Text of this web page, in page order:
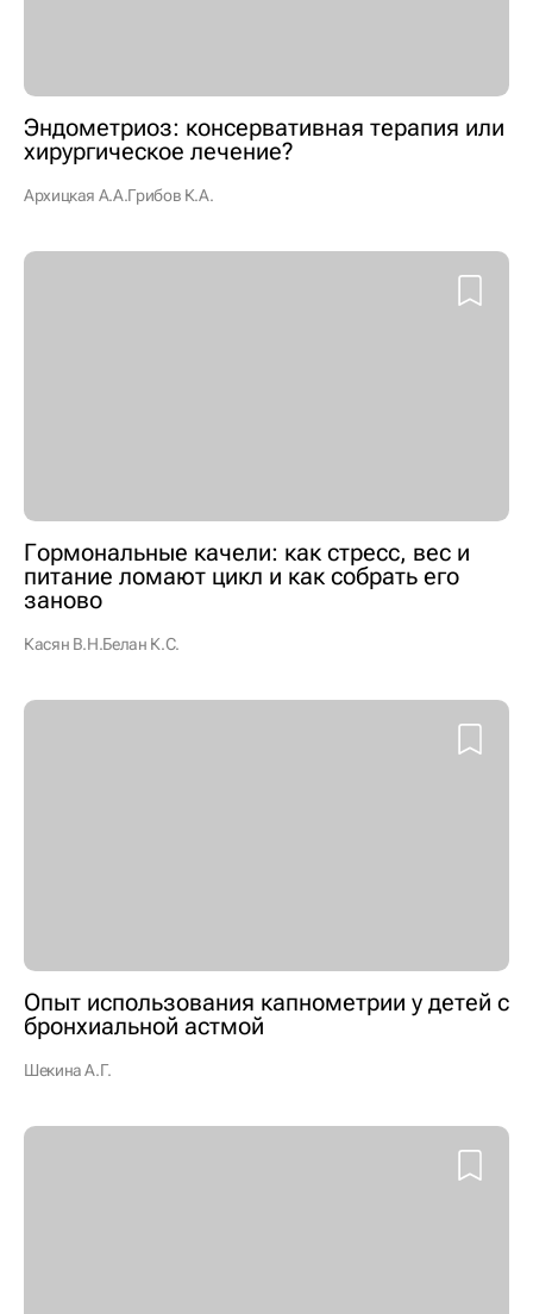
Эндометриоз: консервативная терапия или
хирургическое лечение?
Архицкая А.А.Грибов К.А.
Гормональные качели: как стресс, вес и
питание ломают цикл и как собрать его
заново
Касян В.Н.Белан К.С.
Опыт использования капнометрии у детей с
бронхиальной астмой
Шекина А.Г.